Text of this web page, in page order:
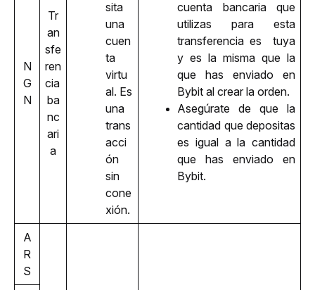
N
G
N
Tr
an
sfe
ren
cia
ba
nc
ari
a
sita
una
cuen
ta
virtu
al. Es
una
trans
acci
ón
sin
cone
xión.
cuenta bancaria que
utilizas para esta
transferencia es  tuya
y es la misma que la
que has enviado en
Bybit al crear la orden.
Asegúrate de que la
cantidad que depositas
es igual a la cantidad
que has enviado en
Bybit.
A
R
S